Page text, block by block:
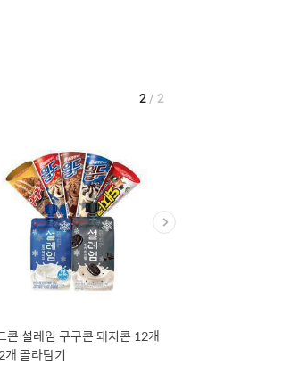
콘 설레임 구구콘 돼지콘 12개
골라담기
2 / 2